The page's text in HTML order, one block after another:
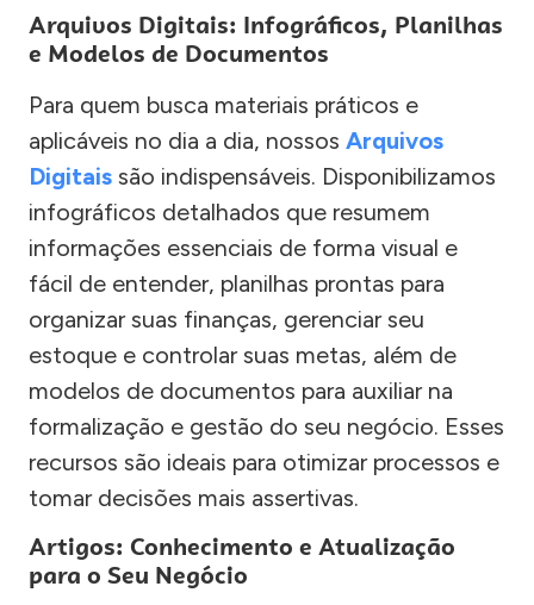
Arquivos Digitais: Infográficos, Planilhas
e Modelos de Documentos
Para quem busca materiais práticos e
aplicáveis no dia a dia, nossos Arquivos
Digitais são indispensáveis. Disponibilizamos
infográficos detalhados que resumem
informações essenciais de forma visual e
fácil de entender, planilhas prontas para
organizar suas finanças, gerenciar seu
estoque e controlar suas metas, além de
modelos de documentos para auxiliar na
formalização e gestão do seu negócio. Esses
recursos são ideais para otimizar processos e
tomar decisões mais assertivas.
Artigos: Conhecimento e Atualização
para o Seu Negócio